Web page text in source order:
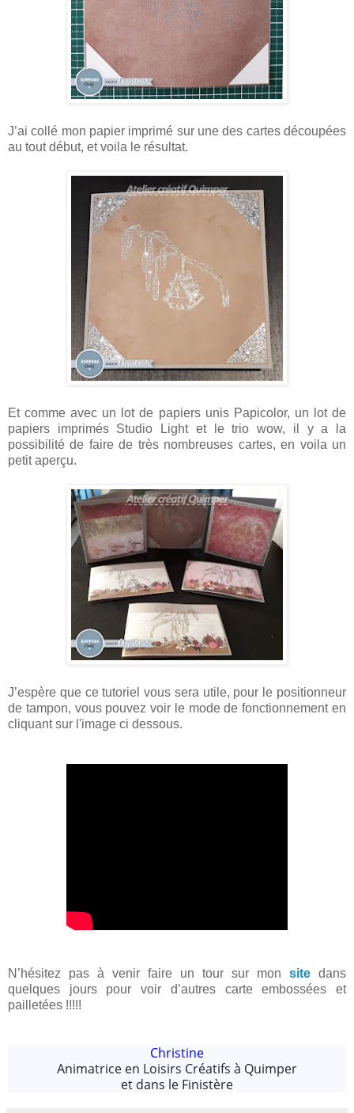
J’ai collé mon papier imprimé sur une des cartes découpées
au tout début, et voila le résultat.
Et comme avec un lot de papiers unis Papicolor, un lot de
papiers imprimés Studio Light et le trio wow, il y a la
possibilité de faire de très nombreuses cartes, en voila un
petit aperçu.
J’espère que ce tutoriel vous sera utile, pour le positionneur
de tampon, vous pouvez voir le mode de fonctionnement en
cliquant sur l'image ci dessous.
N’hésitez pas à venir faire un tour sur mon site dans
quelques jours pour voir d’autres carte embossées et
pailletées !!!!!
Christine
Animatrice en Loisirs Créatifs à Quimper
et dans le Finistère